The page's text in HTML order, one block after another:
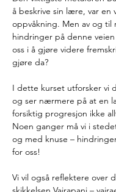
å beskrive sin lære, var en
oppvåkning. Men av og til
hindringer på denne
oss i å gjøre videre
gjøre da?
I dette kurset utforsker vi
og ser nærmere på at en
forsiktig progresjon ikke
Noen ganger må vi i
og med knuse –
for oss!
Vi vil også reflektere over